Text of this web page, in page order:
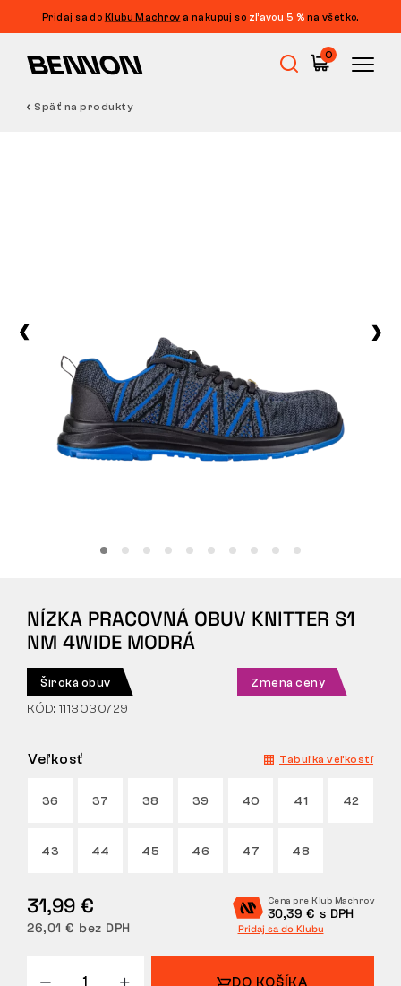
Pridaj sa do Klubu Machrov a nakupuj so zľavou 5 % na všetko.
0
Voľnočasová obuv
Tactical
O NÁS
LABORATÓRIUM BENNON
Späť na produkty
NÍZKA PRACOVNÁ OBUV KNITTER S1
NM 4WIDE MODRÁ
Široká obuv Zmena ceny
KÓD: 1113030729
Veľkosť Tabuľka veľkostí
36 37 38 39 40 41 42
43 44 45 46 47 48
31,99 €
26,01 € bez DPH
Cena pre Klub Machrov
30,39 € s DPH
Pridaj sa do Klubu